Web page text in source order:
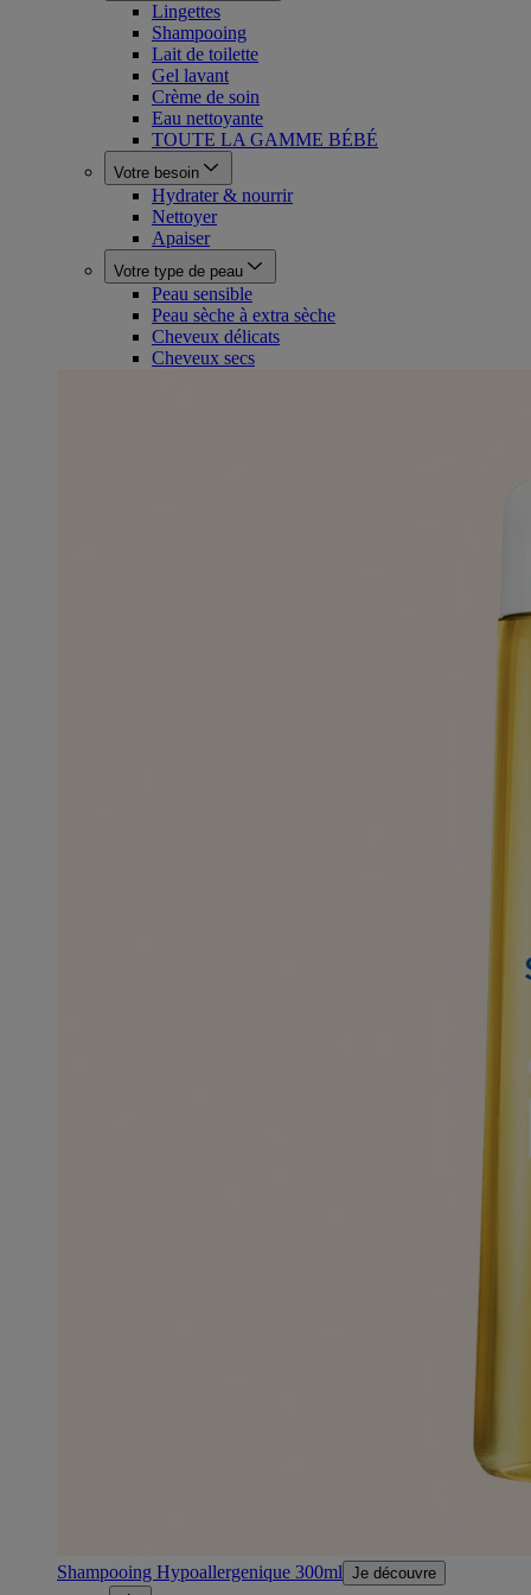
Lingettes
Shampooing
Lait de toilette
Gel lavant
Crème de soin
Eau nettoyante
TOUTE LA GAMME BÉBÉ
Votre besoin
Hydrater & nourrir
Nettoyer
Apaiser
Votre type de peau
Peau sensible
Peau sèche à extra sèche
Cheveux délicats
Cheveux secs
Shampooing Hypoallergenique 300ml Je découvre